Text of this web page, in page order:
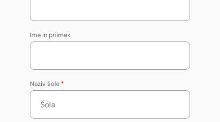
Ime in priimek
Naziv šole *